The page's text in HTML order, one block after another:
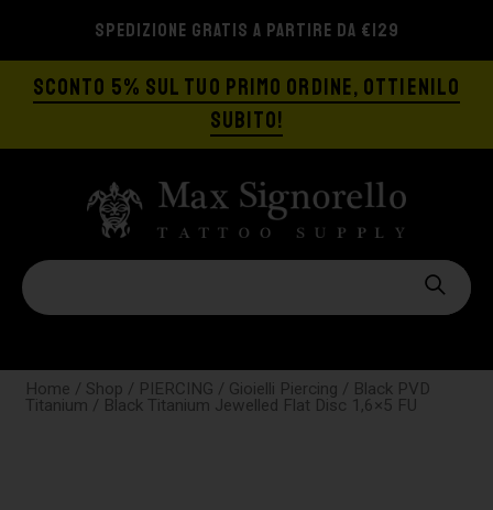
SPEDIZIONE GRATIS A PARTIRE DA €129
SCONTO 5% SUL TUO PRIMO ORDINE, OTTIENILO
SUBITO!
Home / Shop / PIERCING / Gioielli Piercing / Black PVD
Titanium / Black Titanium Jewelled Flat Disc 1,6×5 FU